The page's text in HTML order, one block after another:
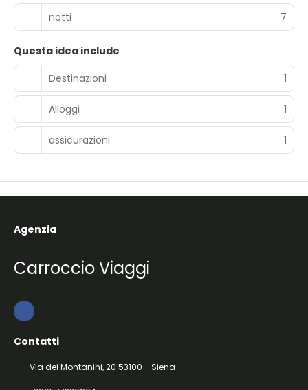
notti 7
Questa idea include
Destinazioni
1
Alloggi 1
assicurazioni 1
Agenzia
Carroccio Viaggi
Contatti
Via dei Montanini, 20 53100 - Siena